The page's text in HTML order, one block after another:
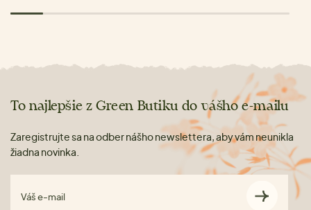
To najlepšie z Green Butiku do vášho e-mailu
Zaregistrujte sa na odber nášho newslettera, aby vám neunikla
žiadna novinka.
Váš e-mail